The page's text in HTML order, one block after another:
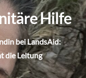
Hilfe
bei LandsAid:
die Leitung